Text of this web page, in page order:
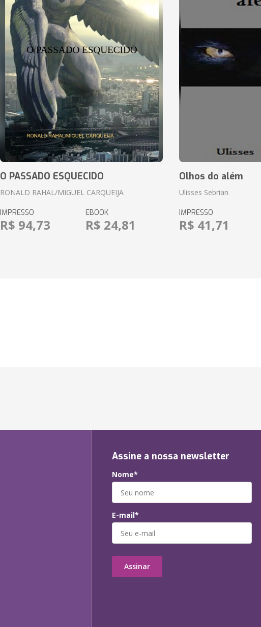
O PASSADO ESQUECIDO
RONALD RAHAL/MIGUEL CARQUEIJA
IMPRESSO
R$ 94,73
EBOOK
R$ 24,81
Olhos do além
Ulisses Sebrian
IMPRESSO
R$ 41,71
Assine a nossa newsletter
Nome*
E-mail*
Assinar